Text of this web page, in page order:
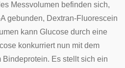
Messvolumen befinden sich,
gebunden, Dextran-Fluorescein
kann Glucose durch eine
konkurriert nun mit dem
Bindeprotein. Es stellt sich ein